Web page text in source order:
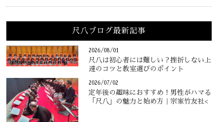
尺八ブログ最新記事
2026/08/01
尺八は初心者には難しい？挫折しない上
達のコツと教室選びのポイント
2026/07/02
定年後の趣味におすすめ！男性がハマる
「尺八」の魅力と始め方｜宗家竹友社<